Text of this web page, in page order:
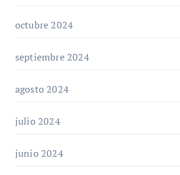
octubre 2024
septiembre 2024
agosto 2024
julio 2024
junio 2024